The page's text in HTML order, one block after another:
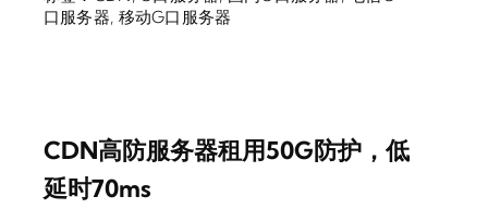
口服务器, 移动G口服务器
CDN高防服务器租用50G防护，低
延时70ms